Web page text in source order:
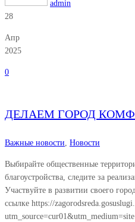
admin
28
Апр
2025
0
ДЕЛАЕМ ГОРОД
Важные новости Новости
Выбирайте общественные
благоустройства, следите за
Участвуйте в развитии своего
ссылке https://